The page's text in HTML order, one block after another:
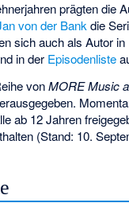
prägten die
von der Bank die
sich auch als Autor in
in der Episodenliste
vonMORE Music
ab 12 Jahren
(Stand: 10.